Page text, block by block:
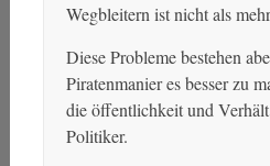
Wegbleitern ist nicht als
Diese Probleme bestehen
Piratenmanier es besser zu
die öffentlichkeit und
Politiker.